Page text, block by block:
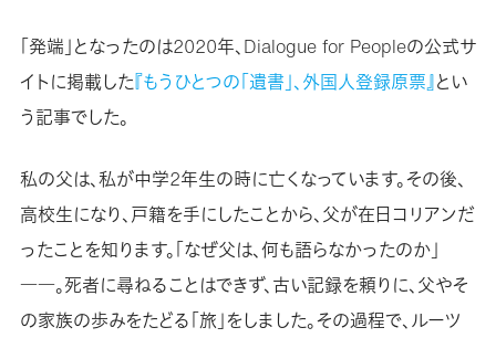
「発端」となったのは2020年、Dialogue for Peopleの公式サ
イトに掲載した『もうひとつの「遺書」、外国人登録原票』とい
う記事でした。
私の父は、私が中学2年生の時に亡くなっています。その後、
高校生になり、戸籍を手にしたことから、父が在日コリアンだ
ったことを知ります。「なぜ父は、何も語らなかったのか」
――。死者に尋ねることはできず、古い記録を頼りに、父やそ
の家族の歩みをたどる「旅」をしました。その過程で、ルーツ